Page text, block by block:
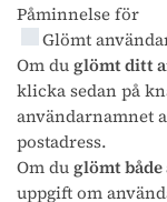
Påminnelse för
Glömt
Om duglömt ditt
klicka sedan på
användarnamnet
postadress.
Om duglömt
uppgift om